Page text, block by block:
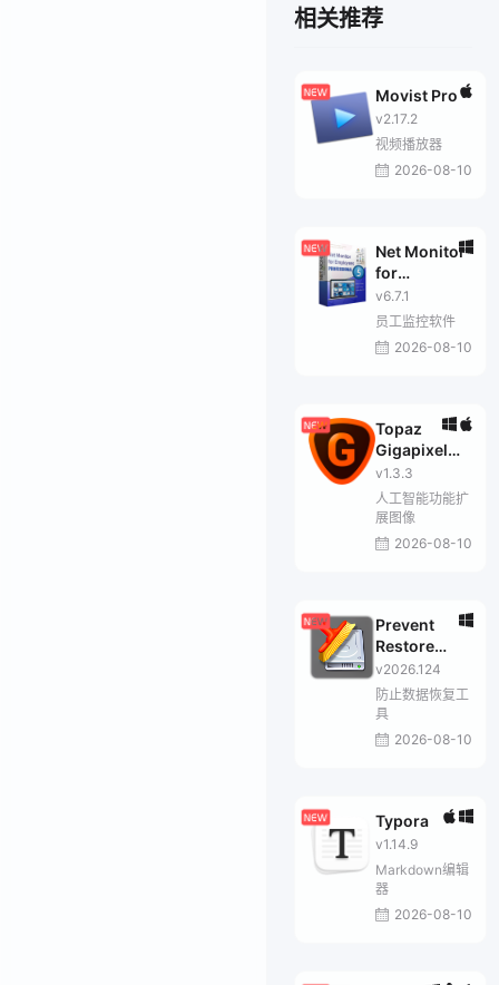
相关推荐
Movist Pro
v2.17.2
视频播放器
2026-08-10
Net Monitor
for
Employees
Pro
v6.7.1
员工监控软件
2026-08-10
Topaz
Gigapixel
Pro
v1.3.3
人工智能功能扩
展图像
2026-08-10
Prevent
Restore
Professional
v2026.124
防止数据恢复工
具
2026-08-10
Typora
v1.14.9
Markdown编辑
器
2026-08-10